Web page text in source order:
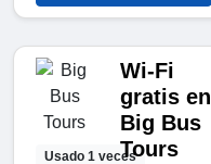
Usado 1 veces
Wi-Fi
gratis en
Big Bus
Tours